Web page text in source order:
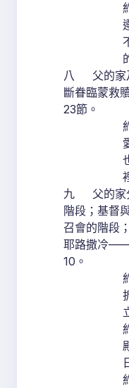
八 父的家
斷眷臨蒙救
23節。
九 父的家
階段；基督
召會的階段
耶路撒冷——
10。